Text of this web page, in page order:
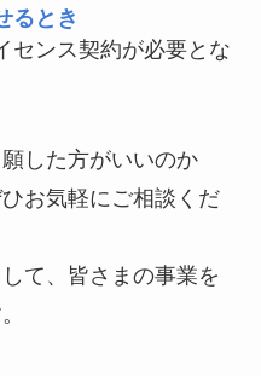
るとき
センス契約が必要とな
した方がいいのか
お気軽にご相談くだ
て、皆さまの事業を